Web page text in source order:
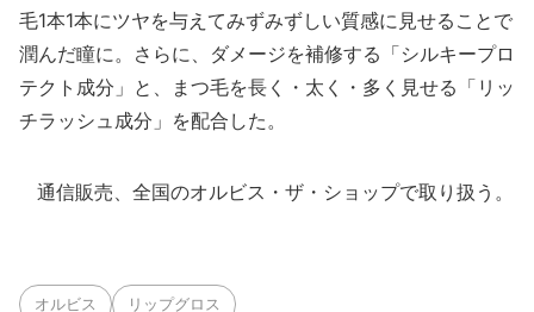
毛1本1本にツヤを与えてみずみずしい質感に見せることで
潤んだ瞳に。さらに、ダメージを補修する「シルキープロ
テクト成分」と、まつ毛を長く・太く・多く見せる「リッ
チラッシュ成分」を配合した。
通信販売、全国のオルビス・ザ・ショップで取り扱う。
オルビス リップグロス